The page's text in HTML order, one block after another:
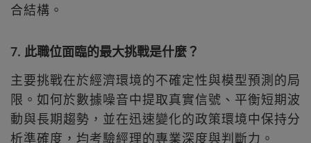
合結構。
7. 此職位面臨的最大挑戰是什麼？
主要挑戰在於經濟環境的不確定性與模型預測的局
限。如何於數據噪音中提取真實信號、平衡短期波
動與長期趨勢，並在迅速變化的政策環境中保持分
析準確度，均考驗經理的專業深度與判斷力。